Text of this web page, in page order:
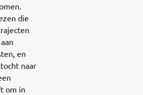
die
en
naar
om in